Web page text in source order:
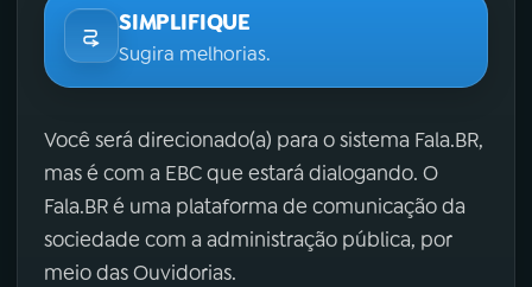
SIMPLIFIQUE
Sugira melhorias.
Você será direcionado(a) para o sistema Fala.BR,
mas é com a EBC que estará dialogando. O
Fala.BR é uma plataforma de comunicação da
sociedade com a administração pública, por
meio das Ouvidorias.